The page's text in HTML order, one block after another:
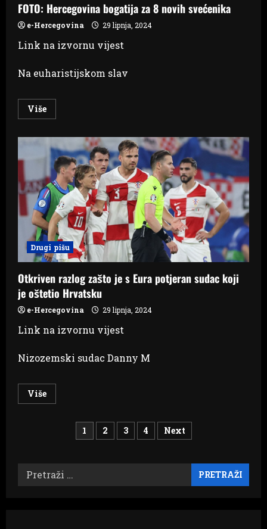
FOTO: Hercegovina bogatija za 8 novih svećenika
e-Hercegovina 29 lipnja, 2024
Link na izvornu vijest
Na euharistijskom slav
VišeRead
more
Hercegovina
bogatija
za
novih
svećenika
Drugi pišu
Otkriven razlog zašto je s Eura potjeran sudac koji
je oštetio Hrvatsku
e-Hercegovina 29 lipnja, 2024
Link na izvornu vijest
Nizozemski sudac Danny M
VišeRead
more
sudac
koji
Brojevi
stranica
objava
1 2 3 4 Next
Pretraži: